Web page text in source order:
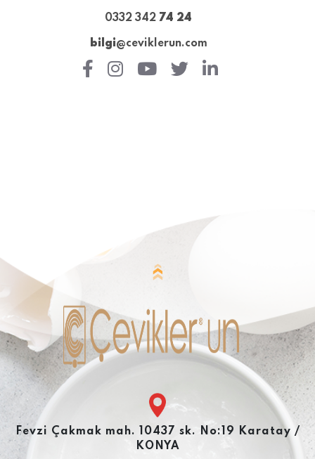
0332 342 74 24
bilgi@ceviklerun.com
Fevzi Çakmak mah. 10437 sk. No:19 Karatay /
KONYA